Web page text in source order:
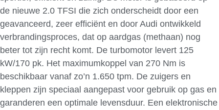
de nieuwe 2.0 TFSI die zich onderscheidt door een
geavanceerd, zeer efficiënt en door Audi ontwikkeld
verbrandingsproces, dat op aardgas (methaan) nog
beter tot zijn recht komt. De turbomotor levert 125
kW/170 pk. Het maximumkoppel van 270 Nm is
beschikbaar vanaf zo’n 1.650 tpm. De zuigers en
kleppen zijn speciaal aangepast voor gebruik op gas en
garanderen een optimale levensduur. Een elektronische